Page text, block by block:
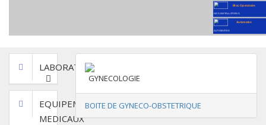
Bloc Operatoire
NOS INSTALLATIONS
Automates
AUTOMATES
LABORATOIRE
EQUIPEMENTS
MEDICAUX
GYNECOLOGIE
BOITE DE GYNECO-OBSTETRIQUE